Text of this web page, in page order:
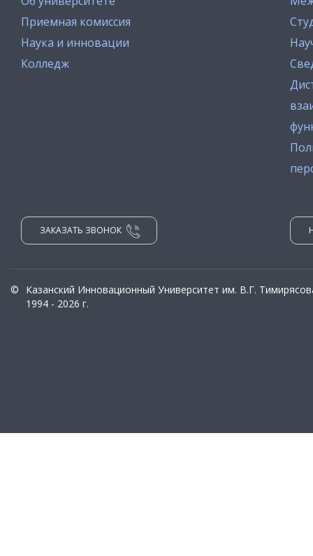
Приемная комиссия
Наука и инновации
Колледж
ЗАКАЗАТЬ ЗВОНОК
©
Казанский Инновационный Университет им. В.Г.
1994 - 2026 г.